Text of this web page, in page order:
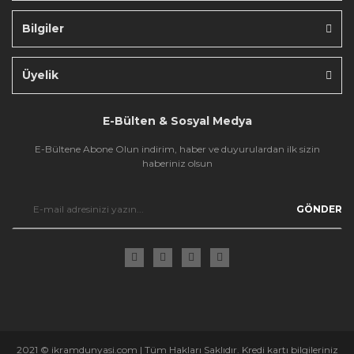
Bilgiler
Üyelik
E-Bülten & Sosyal Medya
E-Bültene Abone Olun indirim, haber ve duyurulardan ilk sizin
haberiniz olsun
GÖNDER
2021 © ikramdunyasi.com | Tüm Hakları Saklıdır. Kredi kartı bilgileriniz